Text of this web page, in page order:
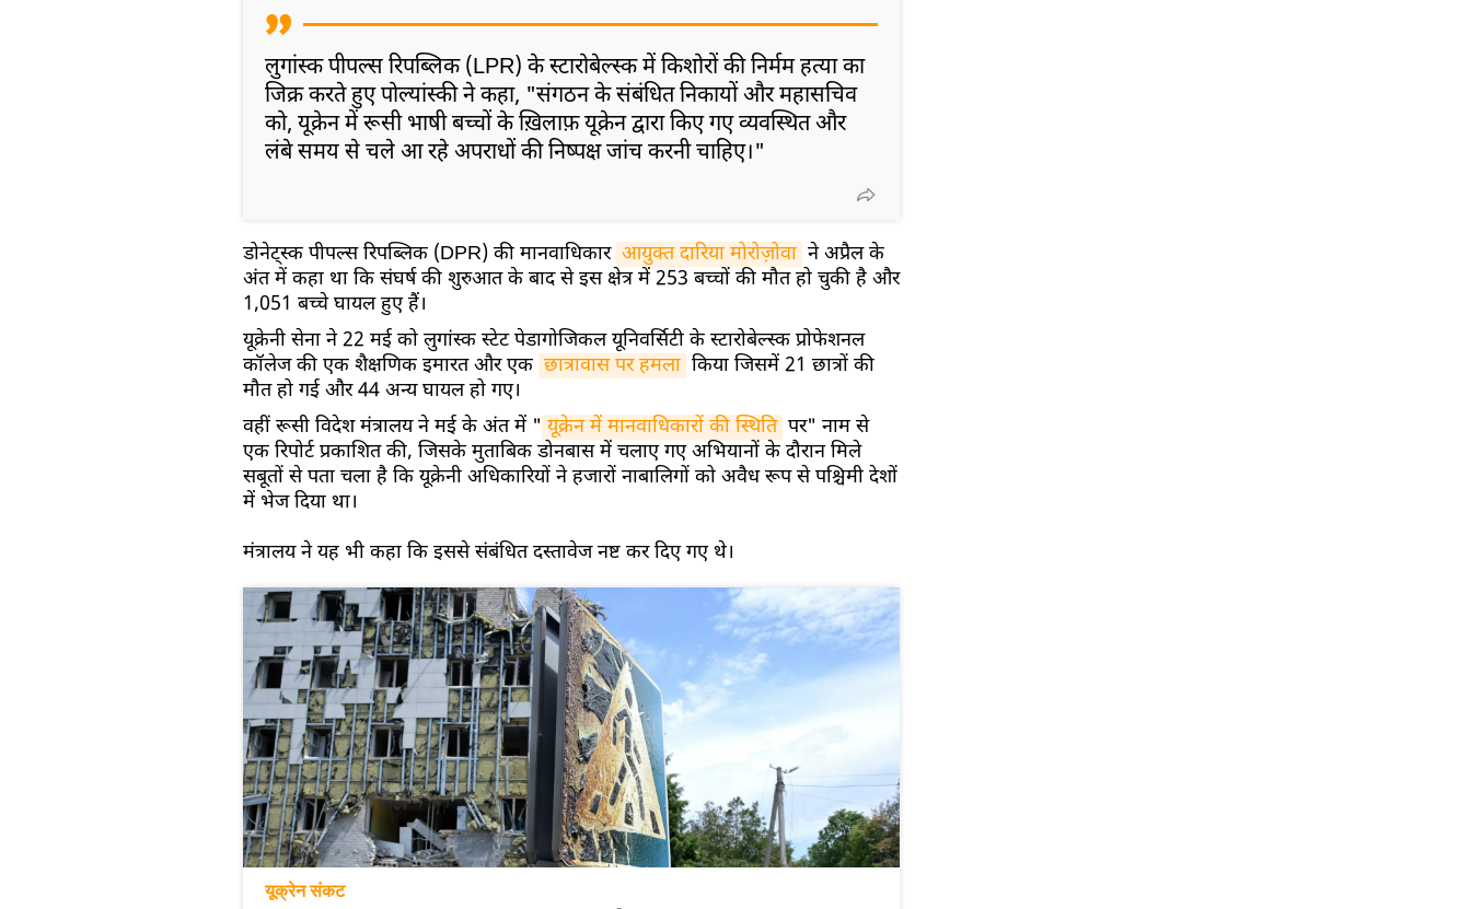
लुगांस्क पीपल्स रिपब्लिक (LPR) के स्टारोबेल्स्क में किशोरों की निर्मम हत्या का
जिक्र करते हुए पोल्यांस्की ने कहा, "संगठन के संबंधित निकायों और महासचिव
को, यूक्रेन में रूसी भाषी बच्चों के ख़िलाफ़ यूक्रेन द्वारा किए गए व्यवस्थित और
लंबे समय से चले आ रहे अपराधों की निष्पक्ष जांच करनी चाहिए।"
डोनेट्स्क पीपल्स रिपब्लिक (DPR) की मानवाधिकार आयुक्त दारिया मोरोज़ोवा ने अप्रैल के
अंत में कहा था कि संघर्ष की शुरुआत के बाद से इस क्षेत्र में 253 बच्चों की मौत हो चुकी है और
1,051 बच्चे घायल हुए हैं।
यूक्रेनी सेना ने 22 मई को लुगांस्क स्टेट पेडागोजिकल यूनिवर्सिटी के स्टारोबेल्स्क प्रोफेशनल
कॉलेज की एक शैक्षणिक इमारत और एक छात्रावास पर हमला किया जिसमें 21 छात्रों की
मौत हो गई और 44 अन्य घायल हो गए।
वहीं रूसी विदेश मंत्रालय ने मई के अंत में " यूक्रेन में मानवाधिकारों की स्थिति पर" नाम से
एक रिपोर्ट प्रकाशित की, जिसके मुताबिक डोनबास में चलाए गए अभियानों के दौरान मिले
सबूतों से पता चला है कि यूक्रेनी अधिकारियों ने हजारों नाबालिगों को अवैध रूप से पश्चिमी देशों
में भेज दिया था।
मंत्रालय ने यह भी कहा कि इससे संबंधित दस्तावेज नष्ट कर दिए गए थे।
यूक्रेन संकट